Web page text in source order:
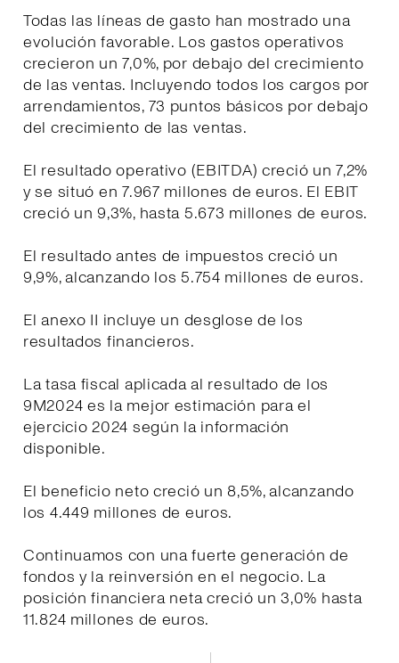
Todas las líneas de gasto han mostrado una
evolución favorable. Los gastos operativos
crecieron un 7,0%, por debajo del crecimiento
de las ventas. Incluyendo todos los cargos por
arrendamientos, 73 puntos básicos por debajo
del crecimiento de las ventas.
El resultado operativo (EBITDA) creció un 7,2%
y se situó en 7.967 millones de euros. El EBIT
creció un 9,3%, hasta 5.673 millones de euros.
El resultado antes de impuestos creció un
9,9%, alcanzando los 5.754 millones de euros.
El anexo II incluye un desglose de los
resultados financieros.
La tasa fiscal aplicada al resultado de los
9M2024 es la mejor estimación para el
ejercicio 2024 según la información
disponible.
El beneficio neto creció un 8,5%, alcanzando
los 4.449 millones de euros.
Continuamos con una fuerte generación de
fondos y la reinversión en el negocio. La
posición financiera neta creció un 3,0% hasta
11.824 millones de euros.